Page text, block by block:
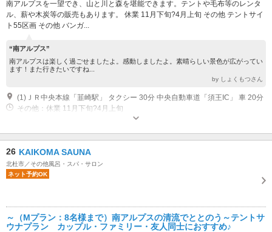
南アルプスを一望でき、山と川と森を堪能できます。テントや毛布等のレンタ
ル、薪や木炭等の販売もあります。 休業 11月下旬?4月上旬 その他 テントサイ
ト55区画 その他 バンガ...
“南アルプス”
南アルプスは楽しく過ごせましたよ。感動しましたよ。素晴らしい景色が広がってい
ます！また行きたいですね...
by しょくもつさん
(1)ＪＲ中央本線「韮崎駅」 タクシー 30分 中央自動車道「須王IC」 車 20分
その他：休業 11月下旬?4月上旬
26 KAIKOMA SAUNA
北杜市／その他風呂・スパ・サロン
ネット予約OK
～（Mプラン：8名様まで）南アルプスの清流でととのう～テントサ
ウナプラン カップル・ファミリー・友人同士におすすめ♪